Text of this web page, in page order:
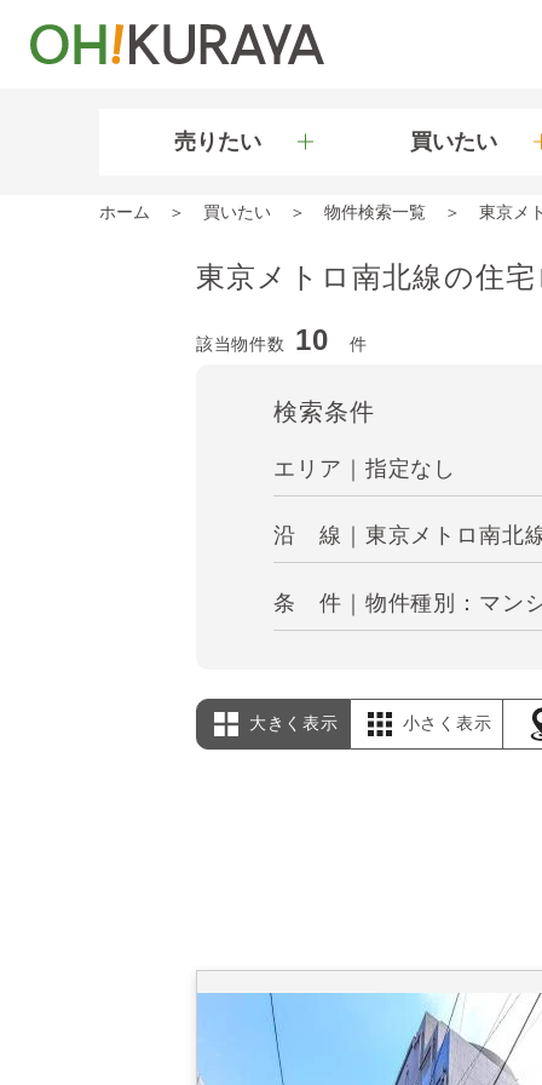
売りたい 買いたい
ホーム 買いたい 物件検索一覧 東京メ
東京メトロ南北線の住
該当物件数 10 件
検索条件
エリア｜指定なし
沿 線｜東京メトロ南北
条 件｜物件種別：マン
大きく表示 小さく表示